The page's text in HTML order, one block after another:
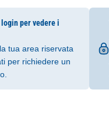
per vedere i
tua area riservata
per richiedere un